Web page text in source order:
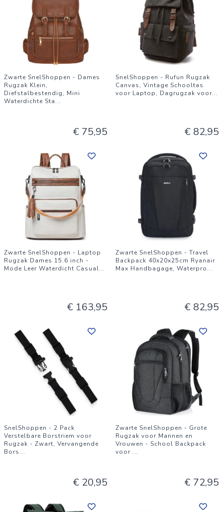
Zwarte SnelShoppen - Dames
Rugzak Klein,
Diefstalbestendig, Mini
Waterdichte Sta...
€ 75,95
SnelShoppen - Rufun Rugzak
Canvas, Vintage Schooltas
voor Laptop, Dagrugzak voor...
€ 82,95
Zwarte SnelShoppen - Laptop
Rugzak Dames 15.6 inch -
Mode Leer Waterdicht Casual...
€ 163,95
Zwarte SnelShoppen - Travel
Backpack 40x20x25cm Ryanair
Max Handbagage, Waterpro...
€ 82,95
SnelShoppen - 2 Pack
Verstelbare Borstriem voor
Rugzak - Zwart, Vervangende
Bors...
€ 20,95
Zwarte SnelShoppen - Grote
Rugzak voor Mannen en
Vrouwen - School Backpack
voor ...
€ 72,95